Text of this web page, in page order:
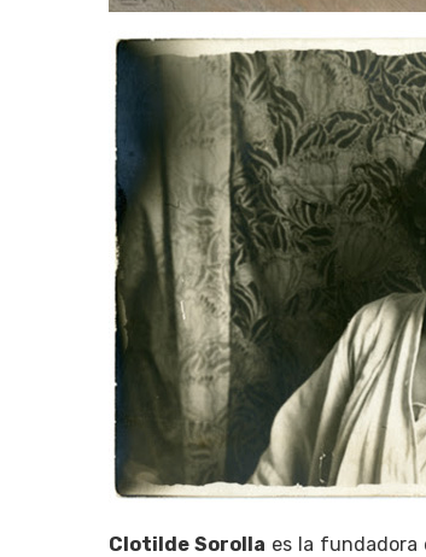
Clotilde Sorolla es la fundadora